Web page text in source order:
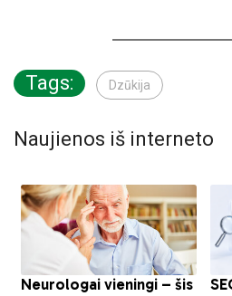
Tags: Dzūkija
Naujienos iš interneto